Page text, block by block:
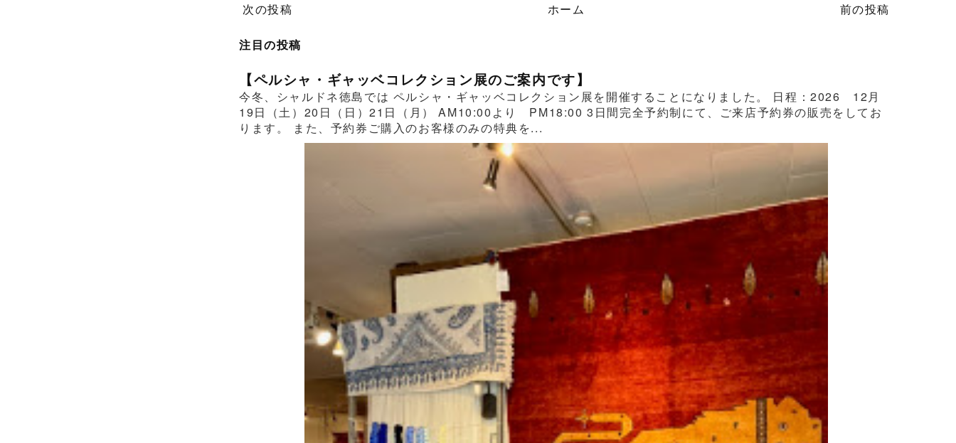
次の投稿 前の投稿
ホーム
注目の投稿
【ペルシャ・ギャッベコレクション展のご案内です】
今冬、シャルドネ徳島では ペルシャ・ギャッベコレクション展を開催することになりました。 日程：2026 12月
19日（土）20日（日）21日（月） AM10:00より PM18:00 3日間完全予約制にて、ご来店予約券の販売をしてお
ります。 また、予約券ご購入のお客様のみの特典を...